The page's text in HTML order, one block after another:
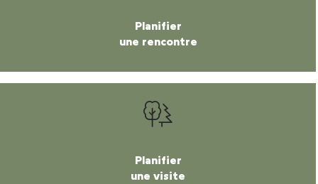
Planifier
une rencontre
Planifier
une visite